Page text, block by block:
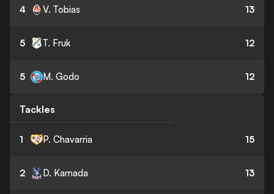
4 V. Tobias 13
5 T. Fruk 12
5 M. Godo 12
Tackles
1 P. Chavarria 15
2 D. Kamada 13